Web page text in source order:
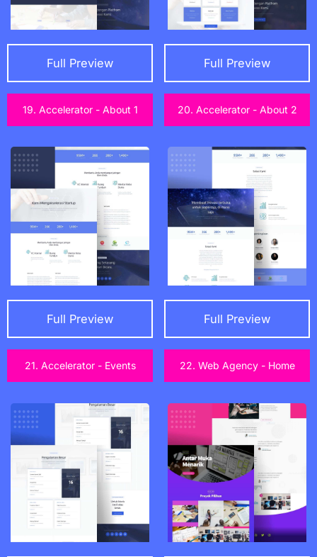
Full Preview Full Preview
19. Accelerator - About 1
Full Preview
20. Accelerator - About 2
Full Preview
21. Accelerator - Events 22. Web Agency - Home